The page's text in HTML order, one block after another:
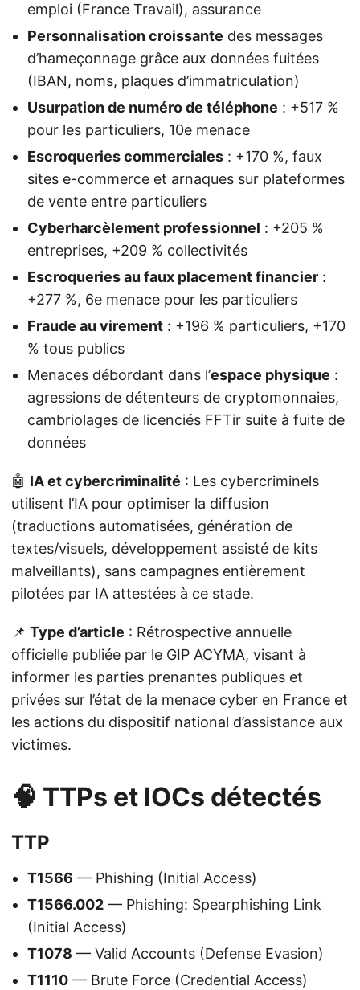
emploi (France Travail), assurance
Personnalisation croissante des messages
d’hameçonnage grâce aux données fuitées
(IBAN, noms, plaques d’immatriculation)
Usurpation de numéro de téléphone : +517 %
pour les particuliers, 10e menace
Escroqueries commerciales : +170 %, faux
sites e-commerce et arnaques sur plateformes
de vente entre particuliers
Cyberharcèlement professionnel : +205 %
entreprises, +209 % collectivités
Escroqueries au faux placement financier :
+277 %, 6e menace pour les particuliers
Fraude au virement : +196 % particuliers, +170
% tous publics
Menaces débordant dans l’espace physique :
agressions de détenteurs de cryptomonnaies,
cambriolages de licenciés FFTir suite à fuite de
données
🤖 IA et cybercriminalité : Les cybercriminels
utilisent l’IA pour optimiser la diffusion
(traductions automatisées, génération de
textes/visuels, développement assisté de kits
malveillants), sans campagnes entièrement
pilotées par IA attestées à ce stade.
📌 Type d’article : Rétrospective annuelle
officielle publiée par le GIP ACYMA, visant à
informer les parties prenantes publiques et
privées sur l’état de la menace cyber en France et
les actions du dispositif national d’assistance aux
victimes.
🧠 TTPs et IOCs détectés
TTP
T1566 — Phishing (Initial Access)
T1566.002 — Phishing: Spearphishing Link
(Initial Access)
T1078 — Valid Accounts (Defense Evasion)
T1110 — Brute Force (Credential Access)